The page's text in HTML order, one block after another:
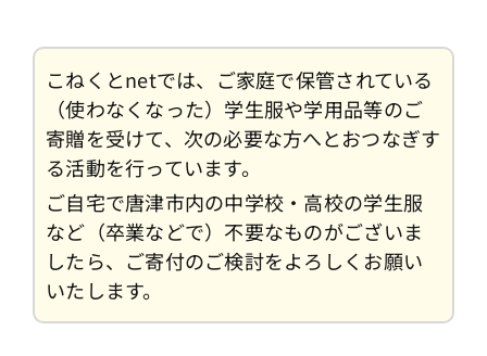
こねくとnetでは、ご家庭で保管されている
（使わなくなった）学生服や学用品等のご
寄贈を受けて、次の必要な方へとおつなぎす
る活動を行っています。
ご自宅で唐津市内の中学校・高校の学生服
など（卒業などで）不要なものがございま
したら、ご寄付のご検討をよろしくお願い
いたします。